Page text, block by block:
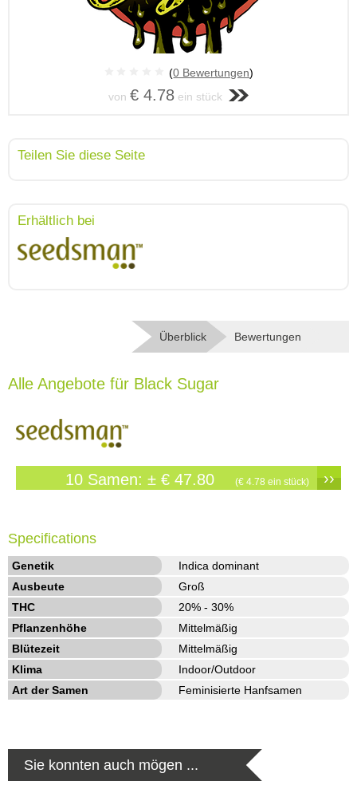
(0 Bewertungen)
von € 4.78ein stück
Teilen Sie diese Seite
Erhältlich bei
Überblick Bewertungen
Alle Angebote für Black Sugar
››
10 Samen: ± € 47.80 (€ 4.78 ein stück)
Specifications
Genetik
Indica dominant
Ausbeute
Groß
THC
20% - 30%
Pflanzenhöhe
Mittelmäßig
Blütezeit
Mittelmäßig
Klima
Indoor/Outdoor
Art der Samen
Feminisierte Hanfsamen
Sie konnten auch mögen ...